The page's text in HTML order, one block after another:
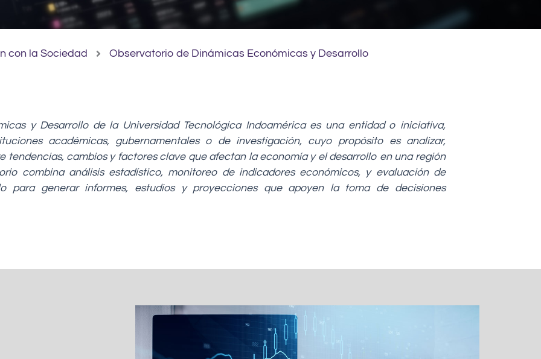
con la Sociedad Observatorio de Dinámicas Económicas y Desarrollo
y Desarrollo de la Universidad Tecnológica Indoamérica es una entidad o iniciativa,
académicas, gubernamentales o de investigación, cuyo propósito es analizar,
tendencias, cambios y factores clave que afectan la economía y el desarrollo en una región
combina análisis estadístico, monitoreo de indicadores económicos, y evaluación de
para generar informes, estudios y proyecciones que apoyen la toma de decisiones